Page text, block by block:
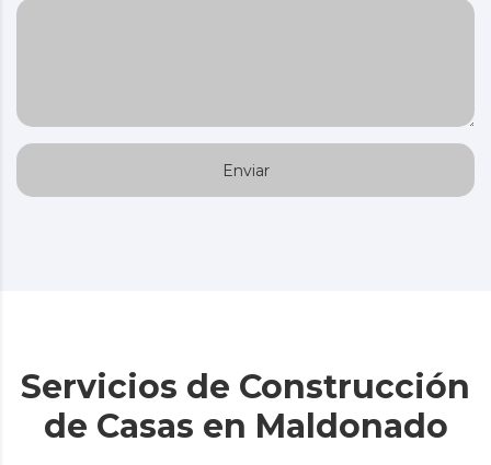
Servicios de Construcción
de Casas en Maldonado